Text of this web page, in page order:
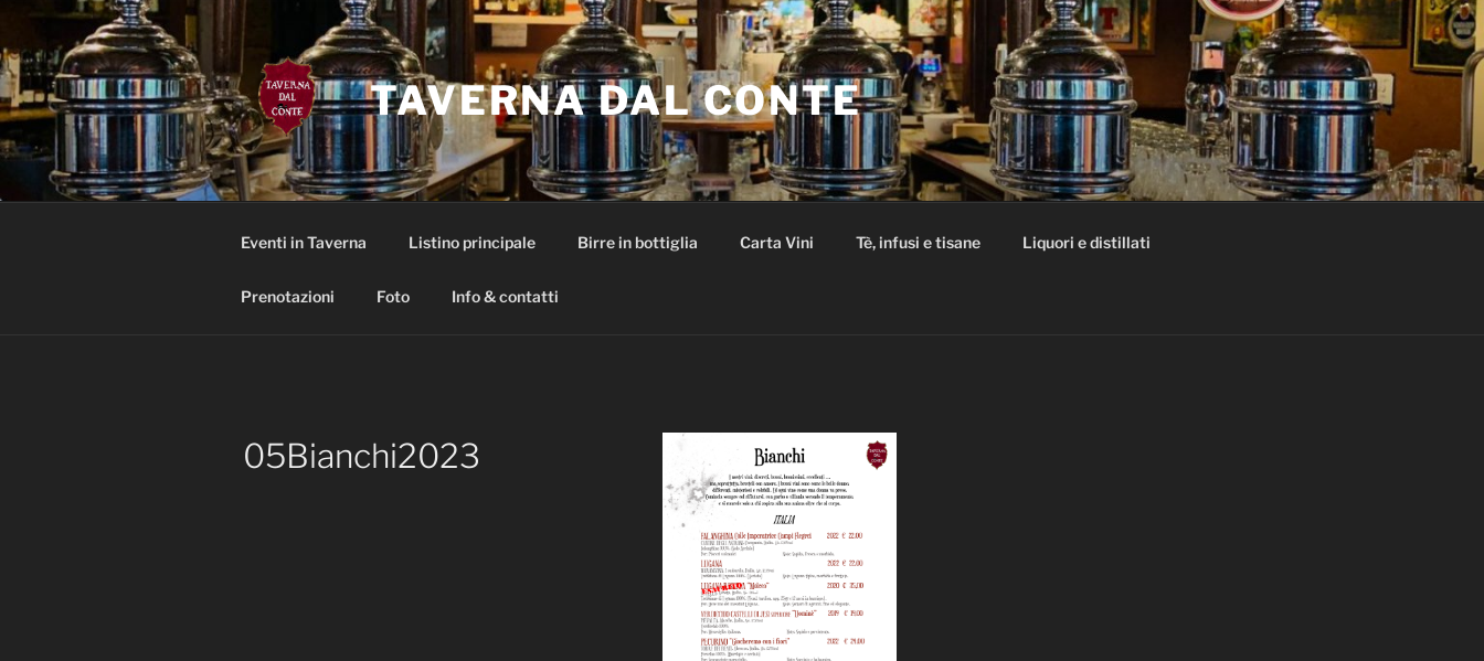
contenuto
TAVERNA DAL CONTE
Eventi in Taverna Listino principale Birre in bottiglia Carta Vini Tè, infusi e tisane Liquori e distillati
Prenotazioni Foto Info & contatti
05Bianchi2023